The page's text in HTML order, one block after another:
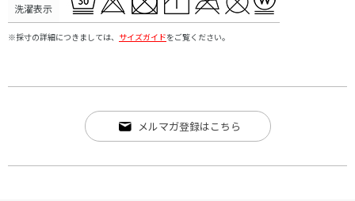
洗濯表示
※採寸の詳細につきましては、 サイズガイドをご覧ください。
メルマガ登録はこちら